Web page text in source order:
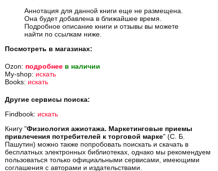
Аннотация для данной книги еще не размещена.
Она будет добавлена в ближайшее время.
Подробное описание книги и отзывы вы можете
найти по ссылкам ниже.
Посмотреть в магазинах:
Ozon: подробнее в наличии
My-shop: искать
Books: искать
Другие сервисы поиска:
Findbook: искать
Книгу "Физиология ажиотажа. Маркетинговые приемы
привлечения потребителей к торговой марке" (С. Б.
Пашутин) можно также попробовать поискать и скачать в
бесплатных электронных библиотеках, однако мы рекомендуем
пользоваться только официальными сервисами, имеющими
соглашения с авторами и издательствами.